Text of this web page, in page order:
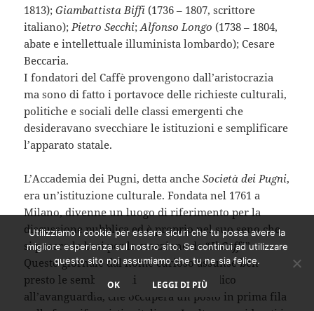
1813);Giambattista Biffi(1736 – 1807, scrittore
italiano); Pietro Secchi;Alfonso Longo (1738 – 1804,
abate e intellettuale illuminista lombardo); Cesare
Beccaria.
I fondatori del Caffè provengono dall’aristocrazia
ma sono di fatto i portavoce delle richieste culturali,
politiche e sociali delle classi emergenti che
desideravano svecchiare le istituzioni e semplificare
l’apparato statale.
L’Accademia dei Pugni, detta ancheSocietà dei Pugni,
era un’istituzione culturale. Fondata nel 1761 a
Milano, divenne un luogo di riferimento per la
discussione pubblica ed è proprio nel suo seno che
si posero le basi per la creazione de “Il Caffè”.
Questo giornale dal nome curioso assunse ben
presto le sembianze di un foglio periodico
all’avanguardia, che occuperà un posto in prima fila
Utilizziamo i cookie per essere sicuri che tu possa avere la
migliore esperienza sul nostro sito. Se continui ad utilizzare
questo sito noi assumiamo che tu ne sia felice.
OK LEGGI DI PIÙ